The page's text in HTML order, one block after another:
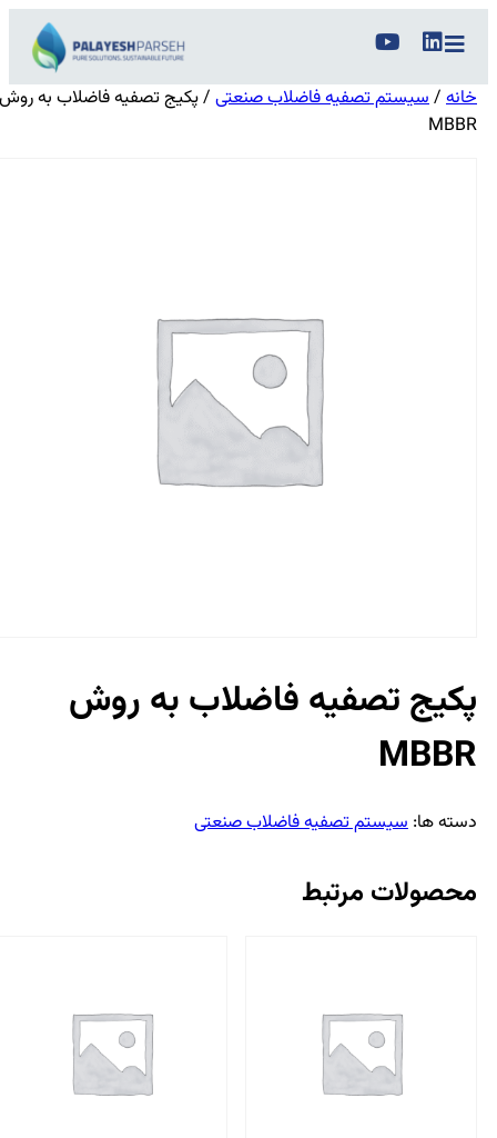
خانه/ سیستم تصفیه فاضلاب صنعتی/ پکیج تصفیه فاضلاب به روش
MBBR
پکیج تصفیه فاضلاب به روش
MBBR
دسته ها:سیستم تصفیه فاضلاب صنعتی
محصولات مرتبط